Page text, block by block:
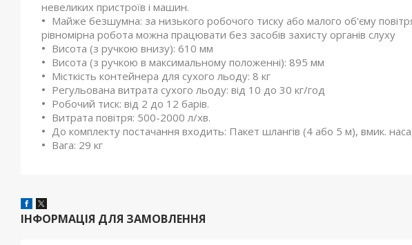
невеликих пристроїв і машин.
Майже безшумна: за низького робочого тиску або малого об'єму
рівномірна робота можна працювати без засобів захисту органів слуху
Висота (з ручкою внизу): 610 мм
Висота (з ручкою в максимальному положенні): 895 мм
Місткість контейнера для сухого льоду: 8 кг
Регульована витрата сухого льоду: від 10 до 30 кг/год
Робочий тиск: від 2 до 12 барів.
Витрата повітря: 500-2000 л/хв.
До комплекту постачання входить: Пакет шлангів (4 або 5 м), вмик.
Вага: 29 кг
ІНФОРМАЦІЯ ДЛЯ ЗАМОВЛЕННЯ